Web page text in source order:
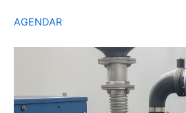
AGENDAR